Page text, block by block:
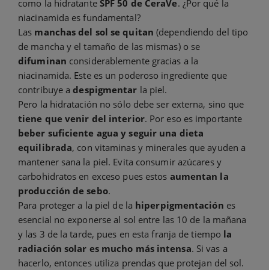
como la hidratante SPF 50 de CeraVe. ¿Por qué la
niacinamida es fundamental?
Las manchas del sol se quitan (dependiendo del tipo
de mancha y el tamaño de las mismas) o se
difuminan considerablemente gracias a la
niacinamida. Este es un poderoso ingrediente que
contribuye adespigmentar la piel.
Pero la hidratación no sólo debe ser externa, sino que
tiene que venir del interior. Por eso es importante
beber suficiente agua y seguir una dieta
equilibrada, con vitaminas y minerales que ayuden a
mantener sana la piel. Evita consumir azúcares y
carbohidratos en exceso pues estos aumentan la
producción de sebo.
Para proteger a la piel de la hiperpigmentación es
esencial no exponerse al sol entre las 10 de la mañana
y las 3 de la tarde, pues en esta franja de tiempo la
radiación solar es mucho más intensa. Si vas a
hacerlo, entonces utiliza prendas que protejan del sol.